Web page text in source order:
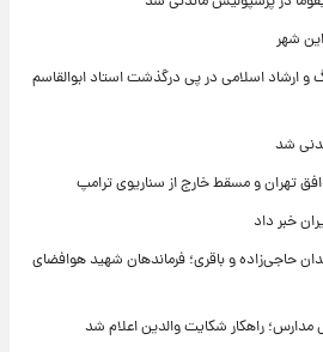
شهر
و ارشاد اسلامی در پی درگذشت استاد ابوالقاسم
شد
تهران و مسقط خارج از سناریوی ترامپ
خبر داد
حاجی‌زاده و باقری؛ فرماندهان شهید هوافضای
راهکار شکایت والدین اعلام شد